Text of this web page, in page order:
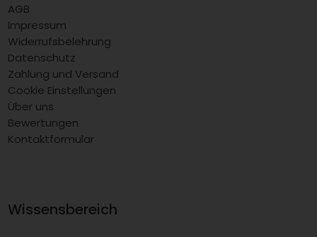
AGB
Impressum
Widerrufsbelehrung
Datenschutz
Zahlung und Versand
Cookie Einstellungen
Über uns
Bewertungen
Kontaktformular
Wissensbereich